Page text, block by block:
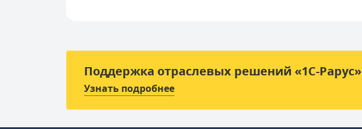
Поддержка отраслевых решений «1С-Рарус»
Узнать подробнее